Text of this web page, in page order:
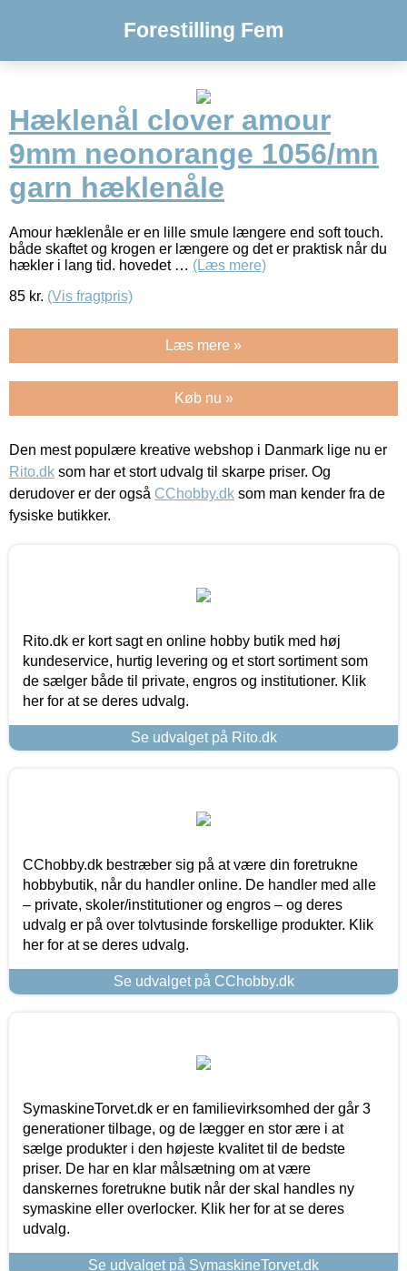
Forestilling Fem
Hæklenål clover amour
9mm neonorange 1056/mn
garn hæklenåle
Amour hæklenåle er en lille smule længere end soft touch.
både skaftet og krogen er længere og det er praktisk når du
hækler i lang tid. hovedet … (Læs mere)
85 kr. (Vis fragtpris)
Læs mere »
Køb nu »
Den mest populære kreative webshop i Danmark lige nu er
Rito.dk som har et stort udvalg til skarpe priser. Og
derudover er der også CChobby.dk som man kender fra de
fysiske butikker.
Rito.dk er kort sagt en online hobby butik med høj
kundeservice, hurtig levering og et stort sortiment som
de sælger både til private, engros og institutioner. Klik
her for at se deres udvalg.
Se udvalget på Rito.dk
CChobby.dk bestræber sig på at være din foretrukne
hobbybutik, når du handler online. De handler med alle
– private, skoler/institutioner og engros – og deres
udvalg er på over tolvtusinde forskellige produkter. Klik
her for at se deres udvalg.
Se udvalget på CChobby.dk
SymaskineTorvet.dk er en familievirksomhed der går 3
generationer tilbage, og de lægger en stor ære i at
sælge produkter i den højeste kvalitet til de bedste
priser. De har en klar målsætning om at være
danskernes foretrukne butik når der skal handles ny
symaskine eller overlocker. Klik her for at se deres
udvalg.
Se udvalget på SymaskineTorvet.dk